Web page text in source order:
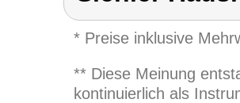
* Preise inklusive
** Diese Meinung
kontinuierlich als